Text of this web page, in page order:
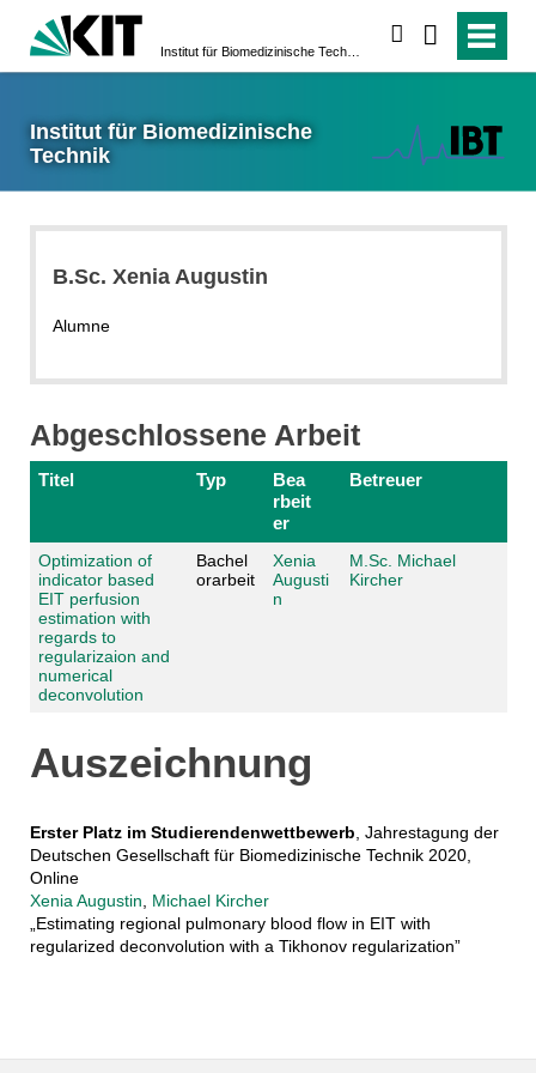
Institut für Biomedizinische
Technik
B.Sc. Xenia Augustin
Alumne
Abgeschlossene Arbeit
Titel Typ
Bea
rbeit
er
Betreuer
Optimization of
indicator based
EIT perfusion
estimation with
regards to
regularizaion and
numerical
deconvolution
Bachel
orarbeit
Xenia
Augusti
n
M.Sc. Michael
Kircher
Auszeichnung
Erster Platz im Studierendenwettbewerb, Jahrestagung der
Deutschen Gesellschaft für Biomedizinische Technik 2020,
Online
Xenia Augustin, Michael Kircher
„Estimating regional pulmonary blood flow in EIT with
regularized deconvolution with a Tikhonov regularization”